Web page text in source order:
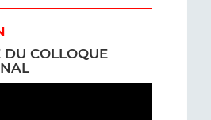
DU COLLOQUE